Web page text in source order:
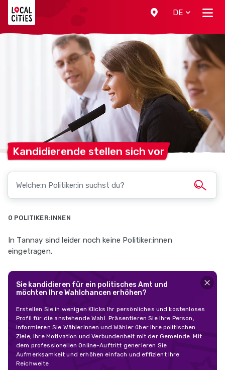
DE
Kandidierende stellen sich vor
0 POLITIKER:INNEN
In Tannay sind leider noch keine Politiker:innen
eingetragen.
Sie kandidieren für ein politisches Amt und
möchten Ihre Wahlchancen erhöhen?
Erstellen Sie in wenigen Klicks Ihr persönliches und kostenloses
Profil für die anstehende Wahl. Präsentieren Sie Ihre Person,
informieren Sie Wählerinnen und Wähler über Ihre politischen
Ziele, Ihre Motivation und Verbundenheit mit der Gemeinde. Mit
dem professionellen Online-Auftritt generieren Sie
Aufmerksamkeit und erhöhen einfach und effizient Ihre
Reichweite.